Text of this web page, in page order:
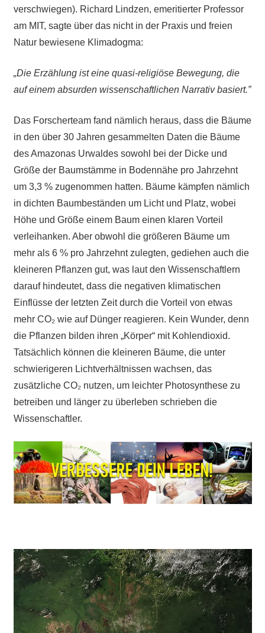
verschwiegen). Richard Lindzen, emeritierter Professor
am MIT, sagte über das nicht in der Praxis und freien
Natur bewiesene Klimadogma:
„Die Erzählung ist eine quasi-religiöse Bewegung, die
auf einem absurden wissenschaftlichen Narrativ basiert.”
Das Forscherteam fand nämlich heraus, dass die Bäume
in den über 30 Jahren gesammelten Daten die Bäume
des Amazonas Urwaldes sowohl bei der Dicke und
Größe der Baumstämme in Bodennähe pro Jahrzehnt
um 3,3 % zugenommen hatten. Bäume kämpfen nämlich
in dichten Baumbeständen um Licht und Platz, wobei
Höhe und Größe einem Baum einen klaren Vorteil
verleihanken. Aber obwohl die größeren Bäume um
mehr als 6 % pro Jahrzehnt zulegten, gediehen auch die
kleineren Pflanzen gut, was laut den Wissenschaftlern
darauf hindeutet, dass die negativen klimatischen
Einflüsse der letzten Zeit durch die Vorteil von etwas
mehr CO₂ wie auf Dünger reagieren. Kein Wunder, denn
die Pflanzen bilden ihren „Körper“ mit Kohlendioxid.
Tatsächlich können die kleineren Bäume, die unter
schwierigeren Lichtverhältnissen wachsen, das
zusätzliche CO₂ nutzen, um leichter Photosynthese zu
betreiben und länger zu überleben schrieben die
Wissenschaftler.